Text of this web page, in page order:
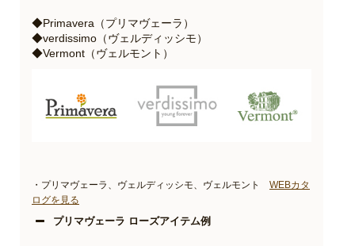
◆Primavera（プリマヴェーラ）
◆verdissimo（ヴェルディッシモ）
◆Vermont（ヴェルモント）
・プリマヴェーラ、ヴェルディッシモ、ヴェルモント WEBカタ
ログを見る
プリマヴェーラ ローズアイテム例